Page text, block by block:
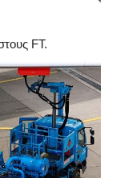
FT.